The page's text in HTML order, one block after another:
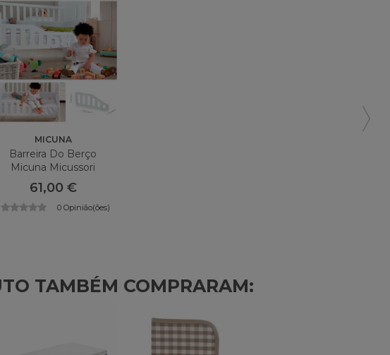
MICUNA
Barreira Do Berço
Micuna Micussori
61,00 €
0 Opinião(ões)
TAMBÉM COMPRARAM: